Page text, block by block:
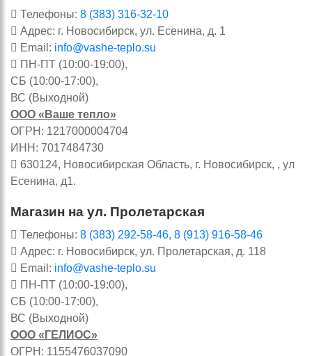
Телефоны: 8 (383) 316-32-10
Адрес: г. Новосибирск, ул. Есенина, д. 1
Email: info@vashe-teplo.su
ПН-ПТ (10:00-19:00),
СБ (10:00-17:00),
ВС (Выходной)
ООО «Ваше тепло»
ОГРН: 1217000004704
ИНН: 7017484730
630124, Новосибирская Область, г. Новосибирск, , ул
Есенина, д1.
Магазин на ул. Пролетарская
Телефоны: 8 (383) 292-58-46, 8 (913) 916-58-46
Адрес: г. Новосибирск, ул. Пролетарская, д. 118
Email: info@vashe-teplo.su
ПН-ПТ (10:00-19:00),
СБ (10:00-17:00),
ВС (Выходной)
ООО «ГЕЛИОС»
ОГРН: 1155476037090